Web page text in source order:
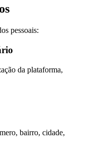
pessoais:
da plataforma,
bairro, cidade,